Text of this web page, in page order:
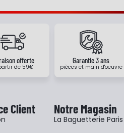
offerte
de 59€
Garantie 3 ans
pièces et main d'oeuvre
Client Notre Magasin
La Baguetterie Paris